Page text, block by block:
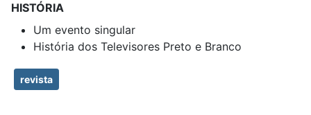
HISTÓRIA
Um evento singular
História dos Televisores Preto e Branco
revista